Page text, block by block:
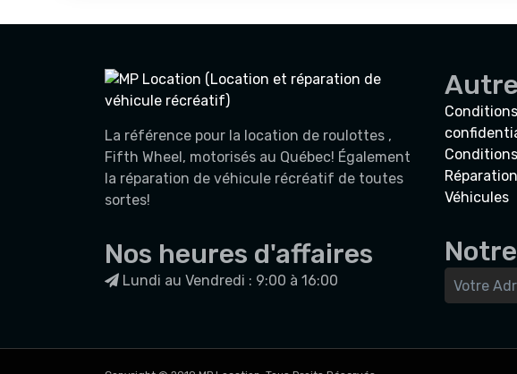
La référence pour la location de roulottes ,
Fifth Wheel, motorisés au Québec! Également
la réparation de véhicule récréatif de toutes
sortes!
Nos heures d'affaires
Lundi au Vendredi : 9:00 à 16:00
Véhicules